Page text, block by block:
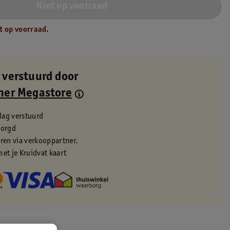
op voorraad.
door
Megastore
verstuurd
via verkooppartner.
je Kruidvat kaart